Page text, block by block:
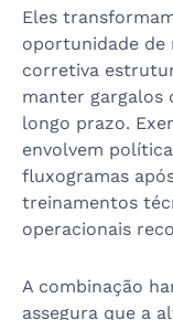
Eles
oportunidade de
corretiva
manter gargalos
longo prazo.
envolvem
fluxogramas
treinamentos
operacionais
A combinação
assegura que a